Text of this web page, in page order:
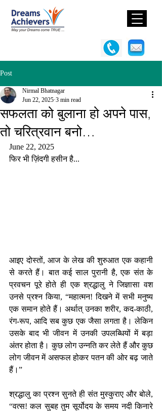
Post
सफलता को बुलाना हो अपने पास,
तो चरित्रवान बनो…
Nirmal Bhatnagar
Jun 22, 2025 3 min read
June 22, 2025
फिर भी ज़िंदगी हसीन है...
आइए दोस्तों, आज के लेख की शुरुआत एक कहानी
से करते हैं। बात कई साल पुरानी है, एक संत के
प्रवचन पूरे होते ही एक श्रद्धालु ने जिज्ञासा वश
उनसे प्रश्न किया, “महात्मन! दिखने में सभी मनुष्य
एक समान होते हैं। अर्थात् उनका शरीर, कद-काठी,
रंग-रूप, आदि सब कुछ एक जैसा लगता है। लेकिन
उसके बाद भी जीवन में उनकी उपलब्धियों में बड़ा
अंतर होता है। कुछ लोग उन्नति कर लेते हैं और कुछ
लोग जीवन में असफल होकर पतन की ओर बढ़ जाते
हैं।”
श्रद्धालु का प्रश्न सुनते ही संत मुस्कुराए और बोले,
“वत्स! कल सुबह तुम सूर्योदय के समय नदी किनारे